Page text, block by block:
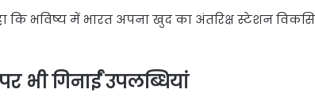
कि भविष्य में भारत अपना खुद का अंतरिक्ष स्टेशन
भी गिनाईं उपलब्धियां